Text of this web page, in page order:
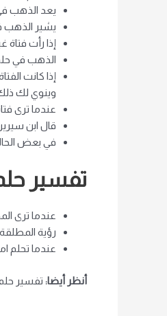
يعد الذهب
يشير الذهب
إذا رأت
الذهب في
إذا كانت
وينوي لك ذلك.
عندما ترى
قال ابن
في بعض
تفسير
عندما ترى
رؤية
عندما تحلم
أنظر أيضا: تفسير